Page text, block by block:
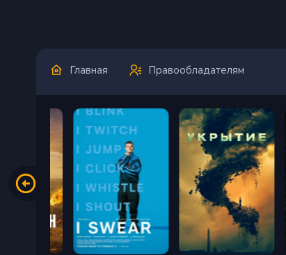
Главная Правообладателям